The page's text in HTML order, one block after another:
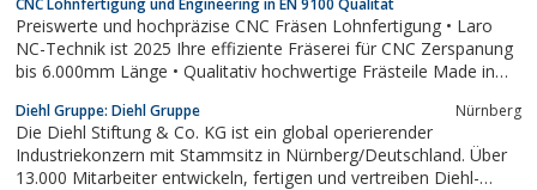
Preiswerte und hochpräzise CNC Fräsen Lohnfertigung • Laro
NC-Technik ist 2025 Ihre effiziente Fräserei für CNC Zerspanung
bis 6.000mm Länge • Qualitativ hochwertige Frästeile Made in
Diehl Gruppe: Diehl Gruppe Nürnberg
Die Diehl Stiftung & Co. KG ist ein global operierender
Industriekonzern mit Stammsitz in Nürnberg/Deutschland. Über
13.000 Mitarbeiter entwickeln, fertigen und vertreiben Diehl-